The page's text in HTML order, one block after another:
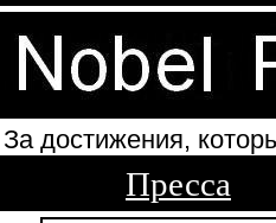
За достижения,
Пресса